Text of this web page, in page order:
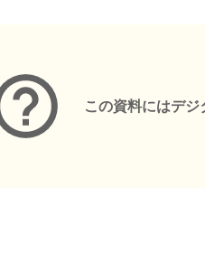
この資料にはデジ